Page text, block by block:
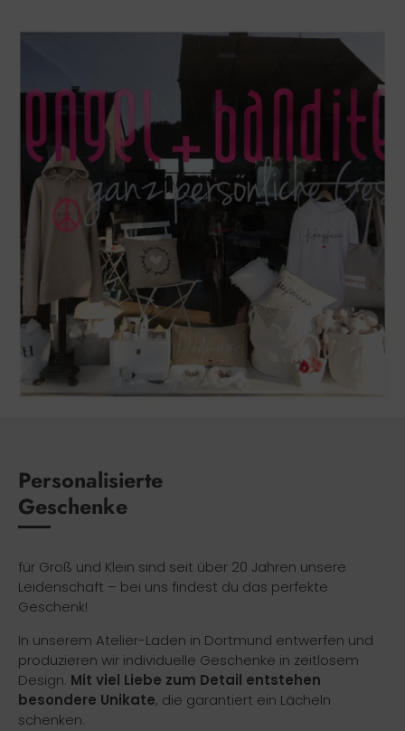
Personalisierte
Geschenke
für Groß und Klein sind seit über 20 Jahren unsere
Leidenschaft – bei uns findest du das perfekte
Geschenk!
In unserem Atelier-Laden in Dortmund entwerfen und
produzieren wir individuelle Geschenke in zeitlosem
Design. Mit viel Liebe zum Detail entstehen
besondere Unikate, die garantiert ein Lächeln
schenken.